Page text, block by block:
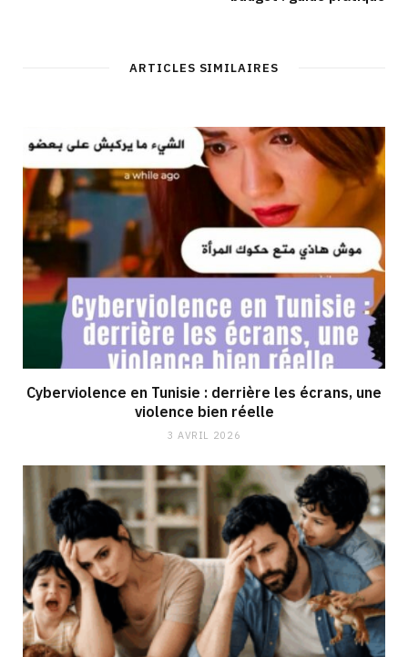
ARTICLES SIMILAIRES
Cyberviolence en Tunisie : derrière les écrans, une
violence bien réelle
3 AVRIL 2026